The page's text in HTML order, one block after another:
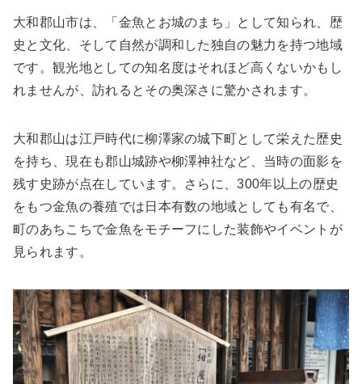
大和郡山市は、「金魚とお城のまち」として知られ、歴
史と文化、そして自然が調和した独自の魅力を持つ地域
です。観光地としての知名度はそれほど高くないかもし
れませんが、訪れるとその奥深さに驚かされます。
大和郡山は江戸時代に柳澤家の城下町として栄えた歴史
を持ち、現在も郡山城跡や柳澤神社など、当時の面影を
残す史跡が点在しています。さらに、300年以上の歴史
をもつ金魚の養殖では日本有数の地域としても有名で、
町のあちこちで金魚をモチーフにした装飾やイベントが
見られます。